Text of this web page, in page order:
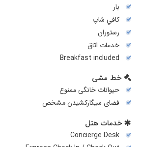
بار
کافي شاپ
رستوران
خدمات اتاق
Breakfast included
خط مشی
حیوانات خانگی ممنوع
فضای سیگارکشیدن مشخص
خدمات هتل
Concierge Desk